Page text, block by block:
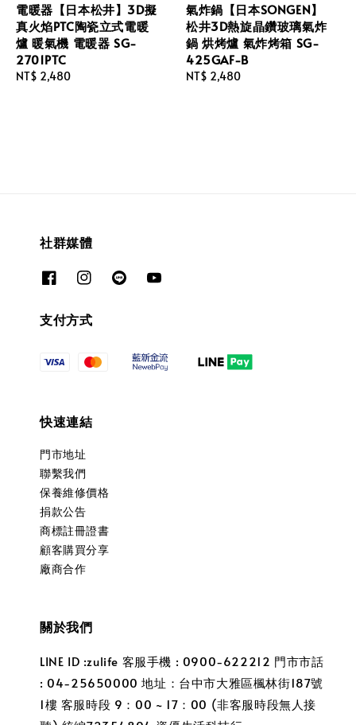
電暖器【日本松井】3D擬
真火焰PTC陶瓷立式電暖
爐 暖氣機 電暖器 SG-
2701PTC
Regular
NT$ 2,480
氣炸鍋【日本SONGEN】
松井3D熱旋晶鑽玻璃氣炸
鍋 烘烤爐 氣炸烤箱 SG-
425GAF-B
Regular
NT$ 2,480
社群媒體
支付方式
快速連結
門市地址
聯繫我們
保養維修價格
捐款公告
商標註冊證書
顧客購買分享
廠商合作
關於我們
LINE ID :zulife 客服手機 : 0900-622212 門市市話
: 04-25650000 地址：台中市大雅區楓林街187號
1樓 客服時段 9：00 ~ 17：00 (非客服時段無人接